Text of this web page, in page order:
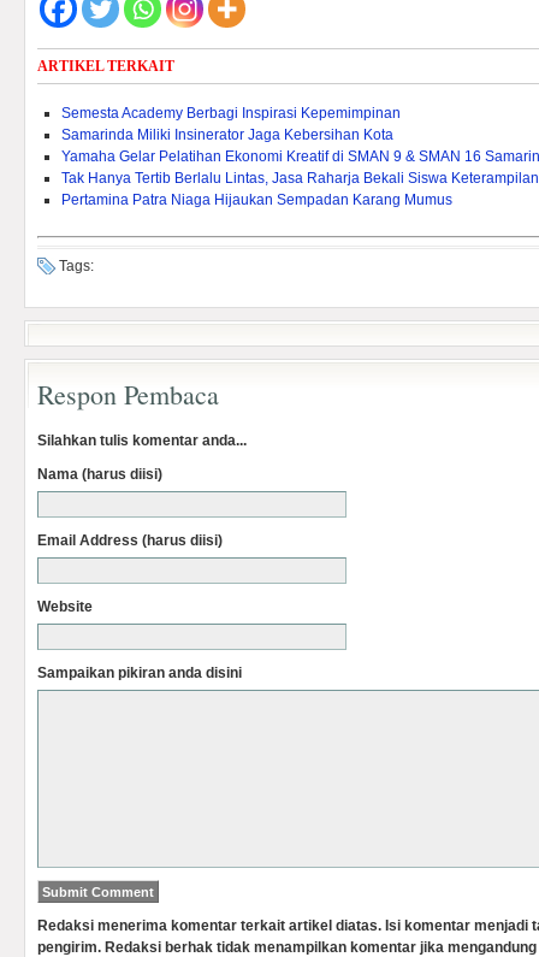
ARTIKEL TERKAIT
Semesta Academy Berbagi Inspirasi Kepemimpinan
Samarinda Miliki Insinerator Jaga Kebersihan Kota
Yamaha Gelar Pelatihan Ekonomi Kreatif di SMAN 9 & SMAN 16
Tak Hanya Tertib Berlalu Lintas, Jasa Raharja Bekali Siswa
Pertamina Patra Niaga Hijaukan Sempadan Karang Mumus
Tags:
Respon Pembaca
Silahkan tulis komentar anda...
Nama (harus diisi)
Email Address (harus diisi)
Website
Sampaikan pikiran anda disini
Redaksi menerima komentar terkait artikel diatas. Isi komentar menjadi
pengirim. Redaksi berhak tidak menampilkan komentar jika